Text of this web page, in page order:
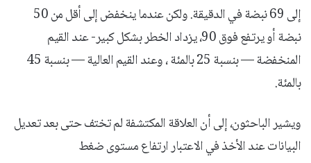
إلى 69 نبضة في الدقيقة. ولكن عندما ينخفض إلى أقل من 50
نبضة أو يرتفع فوق 90، يزداد الخطر بشكل كبير- عند القيم
المنخفضة — بنسبة 25 بالمئة ، وعند القيم العالية — بنسبة 45
بالمئة.
ويشير الباحثون، إلى أن العلاقة المكتشفة لم تختف حتى بعد تعديل
البيانات عند الأخذ في الاعتبار ارتفاع مستوى ضغط